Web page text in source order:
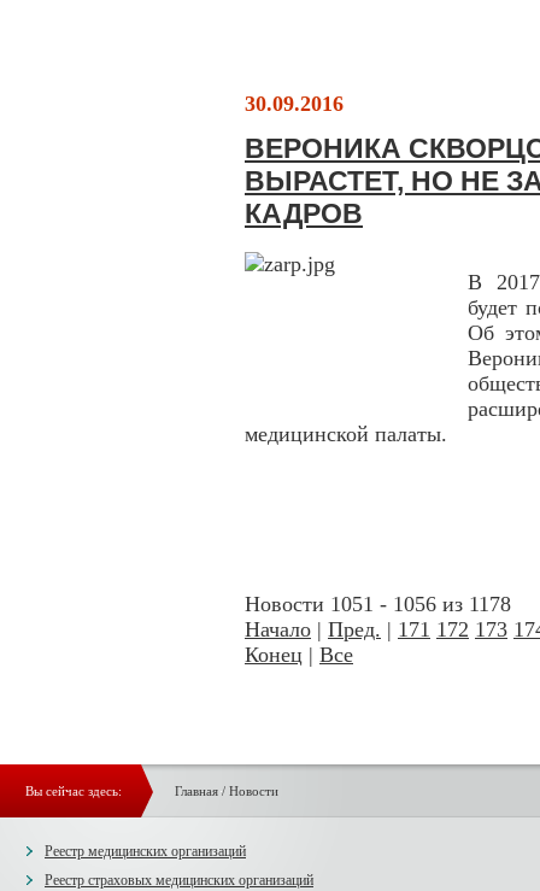
30.09.2016
ВЕРОНИКА
ВЫРАСТЕТ, НО НЕ
КАДРОВ
В 2017
будет
Об
медицинской палаты.
Новости 1051 - 1056 из 1178
Начало | Пред. | 171 172 173
Конец | Все
Вы сейчас здесь: Главная/ Новости
Реестр медицинских организаций
Реестр страховых медицинских организаций